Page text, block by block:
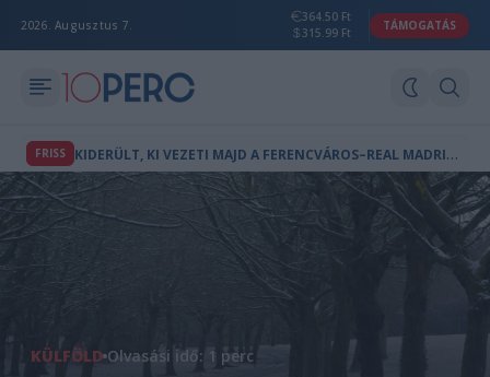
2026. Augusztus 7.
364.50 Ft
315.99 Ft
TÁMOGATÁS
FRISS K
IDERÜLT, KI VEZETI MAJD A FERENCVÁROS–REAL MADRID MÉRKŐZÉST
KÜLFÖLD Olvasási idő: 1 perc